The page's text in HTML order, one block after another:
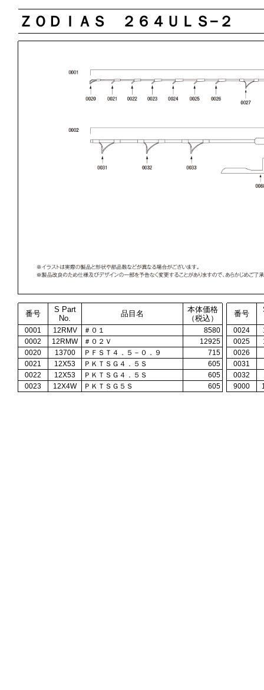
ＺＯＤＩＡＳ ２６４ＵＬＳ−２
番号
S Part
No.
品目名
本体価格
（税込）
番号
0001 12RMV ＃０１ 8580 0024
0002
12RMW ＃０２Ｖ 12925 0025
0020
13700 ＰＦＳＴ４．５－０．９ 715 0026
0021
12X53 ＰＫＴＳＧ４．５Ｓ 605 0031
0022
12X53 ＰＫＴＳＧ４．５Ｓ 605 0032
0023
12X4W ＰＫＴＳＧ５Ｓ 605 9000